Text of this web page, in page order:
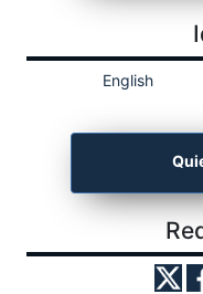
English